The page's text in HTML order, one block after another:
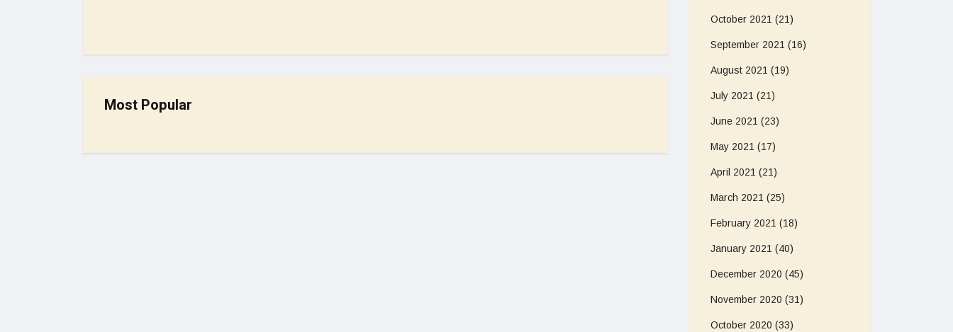
Most Popular
October 2021 (21)
September 2021 (16)
August 2021 (19)
July 2021 (21)
June 2021 (23)
May 2021 (17)
April 2021 (21)
March 2021 (25)
February 2021 (18)
January 2021 (40)
December 2020 (45)
November 2020 (31)
October 2020 (33)